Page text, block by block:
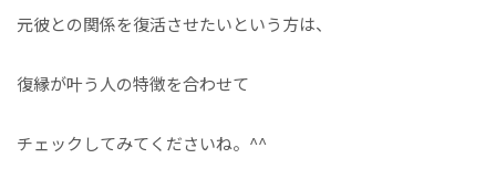
元彼との関係を復活させたいという方は、
復縁が叶う人の特徴を合わせて
チェックしてみてくださいね。^^